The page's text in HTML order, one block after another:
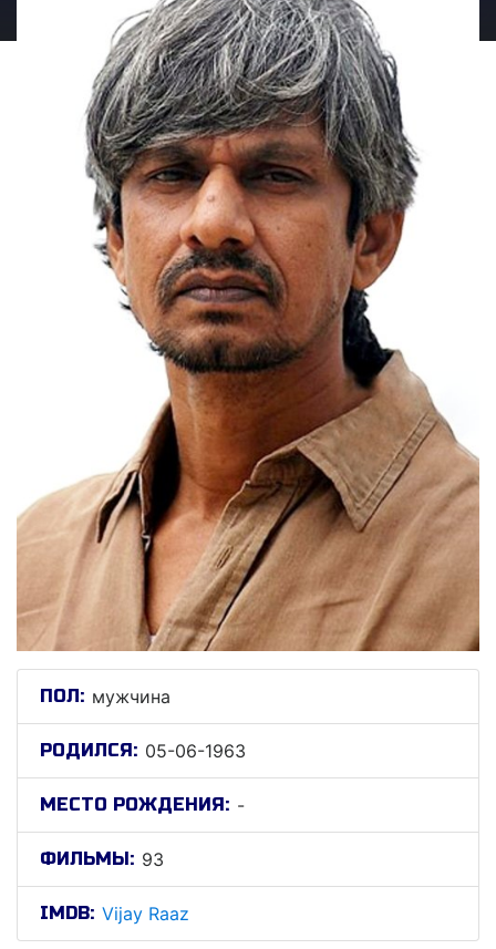
ПОЛ: мужчина
РОДИЛСЯ: 05-06-1963
МЕСТО РОЖДЕНИЯ: -
ФИЛЬМЫ: 93
IMDB: Vijay Raaz